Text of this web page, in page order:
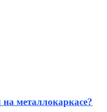
металлокаркасе?